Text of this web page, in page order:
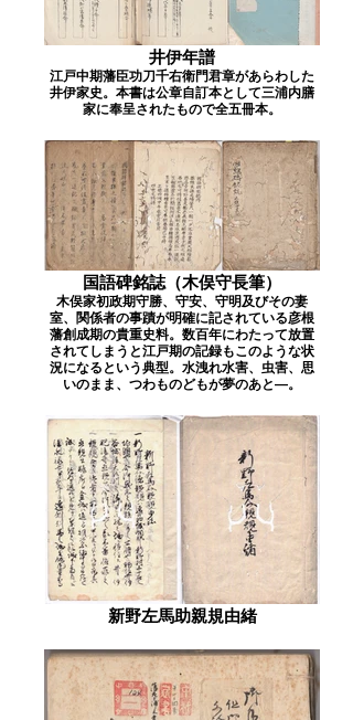
井伊年譜
江戸中期藩臣功刀千右衛門君章があらわした
井伊家史。本書は公章自訂本として三浦内膳
家に奉呈されたもので全五冊本。
国語碑銘誌（木俣守長筆）
木俣家初政期守勝、守安、守明及びその妻
室、関係者の事蹟が明確に記されている彦根
藩創成期の貴重史料。数百年にわたって放置
されてしまうと江戸期の記録もこのような状
況になるという典型。水洩れ水害、虫害、思
いのまま、つわものどもが夢のあと―。
新野左馬助親規由緒